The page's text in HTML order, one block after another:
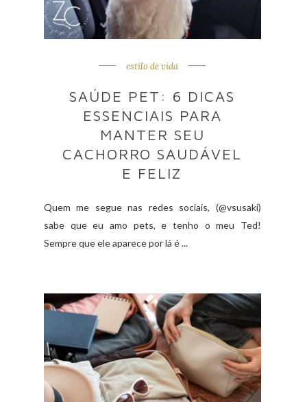
estilo de vida
SAÚDE PET: 6 DICAS
ESSENCIAIS PARA
MANTER SEU
CACHORRO SAUDÁVEL
E FELIZ
Quem me segue nas redes sociais, (@vsusaki)
sabe que eu amo pets, e tenho o meu Ted!
Sempre que ele aparece por lá é ...